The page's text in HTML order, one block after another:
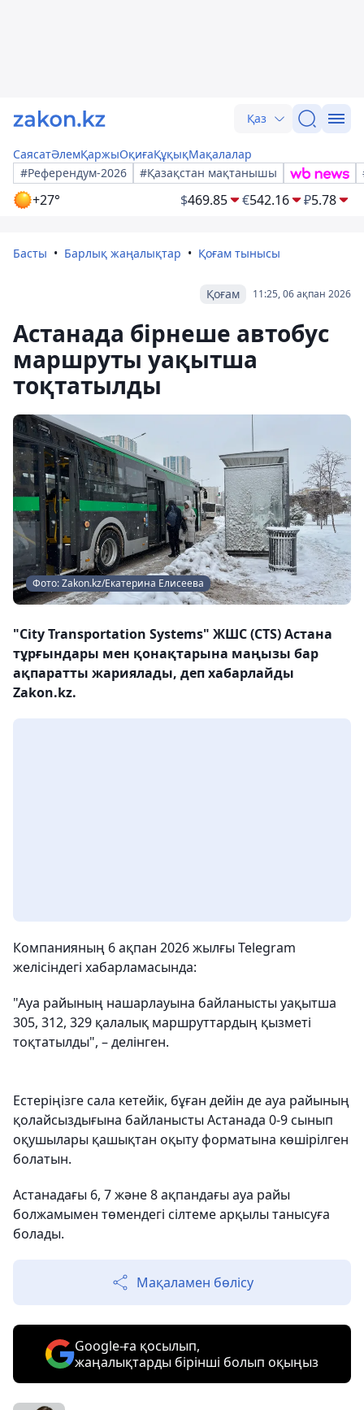
Қаз
СаясатӘлемҚаржыОқиғаҚұқықМақалалар
#Референдум-2026
#Қазақстан мақтанышы
+27° $469.85 €542.16 ₽5.78
Басты Барлық жаңалықтар Қоғам тынысы
11:25, 06 ақпан 2026
Қоғам
Астанада бірнеше автобус
маршруты уақытша
тоқтатылды
Фото: Zakon.kz/Екатерина Елисеева
"City Transportation Systems" ЖШС (CTS) Астана
тұрғындары мен қонақтарына маңызы бар
ақпаратты жариялады, деп хабарлайды
Zakon.kz.
Компанияның 6 ақпан 2026 жылғы Telegram
желісіндегі хабарламасында:
"Ауа райының нашарлауына байланысты уақытша
305, 312, 329 қалалық маршруттардың қызметі
тоқтатылды", – делінген.
Естеріңізге сала кетейік, бұған дейін де ауа райының
қолайсыздығына байланысты Астанада 0-9 сынып
оқушылары қашықтан оқыту форматына көшірілген
болатын.
Астанадағы 6, 7 және 8 ақпандағы ауа райы
болжамымен төмендегі сілтеме арқылы танысуға
болады.
Мақаламен бөлісу
Google-ға қосылып,
жаңалықтарды бірінші болып оқыңыз